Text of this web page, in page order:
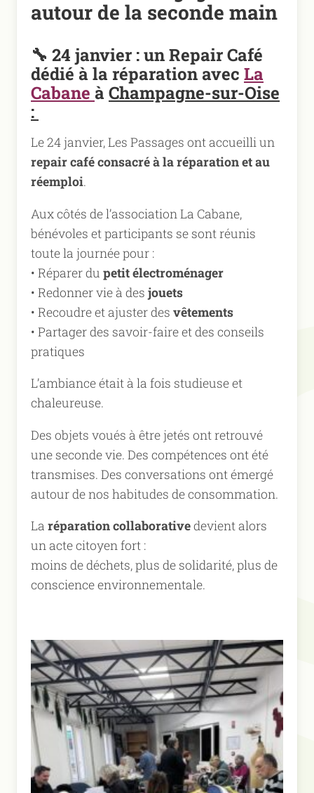
autour de la seconde main
🔧 24 janvier : un Repair Café
dédié à la réparation avec La
Cabane à Champagne-sur-Oise
:
Le 24 janvier, Les Passages ont accueilli un
repaircafé consacré à la réparation et au
réemploi.
Aux côtés de l’association La Cabane,
bénévoles et participants se sont réunis
toute la journée pour :
• Réparer du petit électroménager
• Redonner vie à des jouets
• Recoudre et ajuster des vêtements
• Partager des savoir-faire et des conseils
pratiques
L’ambiance était à la fois studieuse et
chaleureuse.
Des objets voués à être jetés ont retrouvé
une seconde vie. Des compétences ont été
transmises. Des conversations ont émergé
autour de nos habitudes de consommation.
La réparation collaborativedevient alors
un acte citoyen fort :
moins de déchets, plus de solidarité, plus de
conscience environnementale.